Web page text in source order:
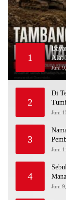
1
Alat
Juni
2
Di
Juni
3
Juni
4
Juni